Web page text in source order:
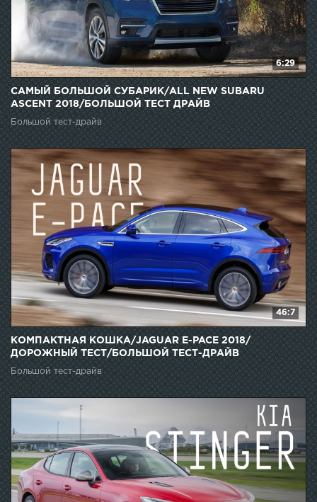
6:29
САМЫЙ БОЛЬШОЙ СУБАРИК/ALL NEW SUBARU
ASCENT 2018/БОЛЬШОЙ ТЕСТ ДРАЙВ
Большой тест-драйв
46:7
КОМПАКТНАЯ КОШКА/JAGUAR E-PACE 2018/
ДОРОЖНЫЙ ТЕСТ/БОЛЬШОЙ ТЕСТ-ДРАЙВ
Большой тест-драйв